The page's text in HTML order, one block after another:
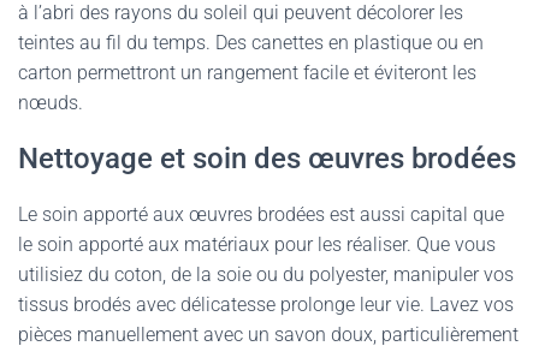
à l’abri des rayons du soleil qui peuvent décolorer les
teintes au fil du temps. Des canettes en plastique ou en
carton permettront un rangement facile et éviteront les
nœuds.
Nettoyage et soin des œuvres brodées
Le soin apporté aux œuvres brodées est aussi capital que
le soin apporté aux matériaux pour les réaliser. Que vous
utilisiez du coton, de la soie ou du polyester, manipuler vos
tissus brodés avec délicatesse prolonge leur vie. Lavez vos
pièces manuellement avec un savon doux, particulièrement